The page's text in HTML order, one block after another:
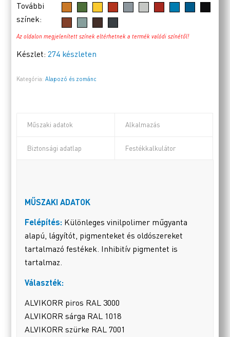
További
színek:
Az oldalon megjelenített színek eltérhetnek a termék valódi színétől!
Készlet:274 készleten
Kategória:Alapozó és zománc
Műszaki adatok Alkalmazás
Biztonsági adatlap Festékkalkulátor
MŰSZAKI ADATOK
Felépítés: Különleges vinilpolimer műgyanta
alapú, lágyítót, pigmenteket és oldószereket
tartalmazó festékek. Inhibitív pigmentet is
tartalmaz.
Választék:
ALVIKORR piros RAL 3000
ALVIKORR sárga RAL 1018
ALVIKORR szürke RAL 7001